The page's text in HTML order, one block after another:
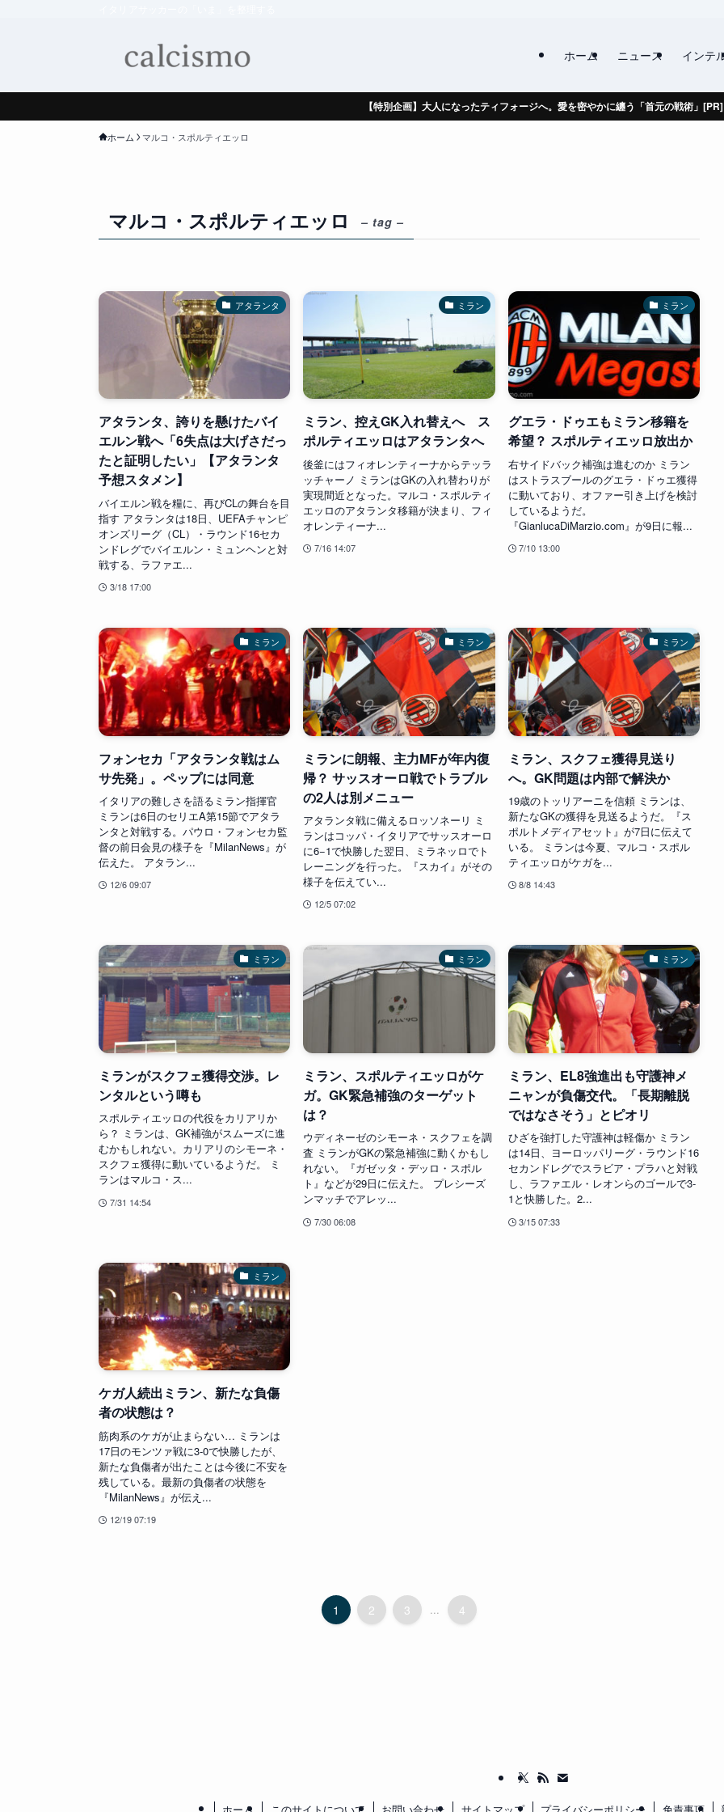
ホーム ニュース インテ
【特別企画】大人になったティフォージへ。愛を密やかに纏う「首元の戦術」[PR]
ホーム マルコ・スポルティエッロ
マルコ・スポルティエッロ – tag –
アタランタ
アタランタ、誇りを懸けたバイ
エルン戦へ「6失点は大げさだっ
たと証明したい」【アタランタ
予想スタメン】
バイエルン戦を糧に、再びCLの舞台を目
指す アタランタは18日、UEFAチャンピ
オンズリーグ（CL）・ラウンド16セカ
ンドレグでバイエルン・ミュンヘンと対
戦する、ラファエ...
3/18 17:00
ミラン
ミラン、控えGK入れ替えへ ス
ポルティエッロはアタランタへ
後釜にはフィオレンティーナからテッラ
ッチャーノ ミランはGKの入れ替わりが
実現間近となった。マルコ・スポルティ
エッロのアタランタ移籍が決まり、フィ
オレンティーナ...
7/16 14:07
ミラン
グエラ・ドゥエもミラン移籍を
希望？ スポルティエッロ放出か
右サイドバック補強は進むのか ミラン
はストラスブールのグエラ・ドゥエ獲得
に動いており、オファー引き上げを検討
しているようだ。
『GianlucaDiMarzio.com』が9日に報...
7/10 13:00
ミラン
フォンセカ「アタランタ戦はム
サ先発」。ペップには同意
イタリアの難しさを語るミラン指揮官
ミランは6日のセリエA第15節でアタラ
ンタと対戦する。パウロ・フォンセカ監
督の前日会見の様子を『MilanNews』が
伝えた。 アタラン...
12/6 09:07
ミラン
ミランに朗報、主力MFが年内復
帰？ サッスオーロ戦でトラブル
の2人は別メニュー
アタランタ戦に備えるロッソネーリ ミ
ランはコッパ・イタリアでサッスオーロ
に6−1で快勝した翌日、ミラネッロでト
レーニングを行った。『スカイ』がその
様子を伝えてい...
12/5 07:02
ミラン
ミラン、スクフェ獲得見送り
へ。GK問題は内部で解決か
19歳のトッリアーニを信頼 ミランは、
新たなGKの獲得を見送るようだ。『ス
ポルトメディアセット』が7日に伝えて
いる。 ミランは今夏、マルコ・スポル
ティエッロがケガを...
8/8 14:43
ミラン
ミランがスクフェ獲得交渉。レ
ンタルという噂も
スポルティエッロの代役をカリアリか
ら？ ミランは、GK補強がスムーズに進
むかもしれない。カリアリのシモーネ・
スクフェ獲得に動いているようだ。 ミ
ランはマルコ・ス...
7/31 14:54
ミラン
ミラン、スポルティエッロがケ
ガ。GK緊急補強のターゲット
は？
ウディネーゼのシモーネ・スクフェを調
査 ミランがGKの緊急補強に動くかもし
れない。『ガゼッタ・デッロ・スポル
ト』などが29日に伝えた。 プレシーズ
ンマッチでアレッ...
7/30 06:08
ミラン
ミラン、EL8強進出も守護神メ
ニャンが負傷交代。「長期離脱
ではなさそう」とピオリ
ひざを強打した守護神は軽傷か ミラン
は14日、ヨーロッパリーグ・ラウンド16
セカンドレグでスラビア・プラハと対戦
し、ラファエル・レオンらのゴールで3-
1と快勝した。2...
3/15 07:33
ミラン
ケガ人続出ミラン、新たな負傷
者の状態は？
筋肉系のケガが止まらない… ミランは
17日のモンツァ戦に3-0で快勝したが、
新たな負傷者が出たことは今後に不安を
残している。最新の負傷者の状態を
『MilanNews』が伝え...
12/19 07:19
1 2 3 ... 4